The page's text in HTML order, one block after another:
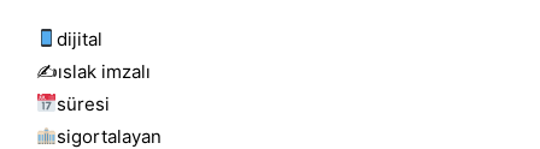
dijital
✍️islak i̇mzalı
süresi
sigortalayan